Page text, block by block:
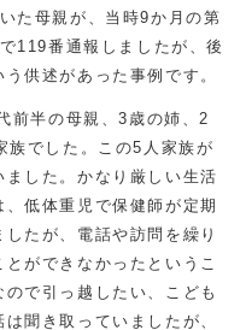
た母親が、当時9か月の第
119番通報しましたが、後
供述があった事例です。
前半の母親、3歳の姉、2
族でした。この5人家族が
した。かなり厳しい生活
低体重児で保健師が定期
たが、電話や訪問を繰り
ができなかったというこ
で引っ越したい、こども
聞き取っていましたが、